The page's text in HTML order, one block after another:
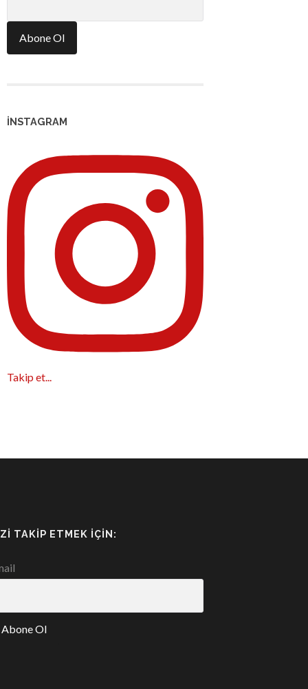
İNSTAGRAM
Takip et...
TAKIP ETMEK İÇIN: